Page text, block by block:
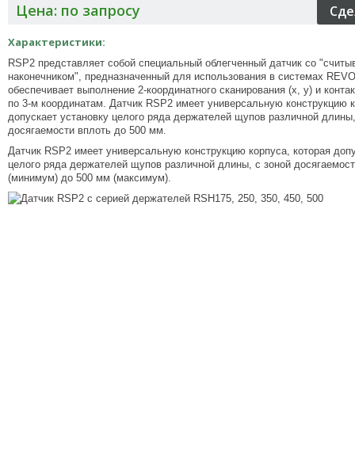
Цена: по запросу
Характеристики:
RSP2 представляет собой специальный облегченный датчик со
наконечником", предназначенный для использования в системах
обеспечивает выполнение 2-координатного сканирования (x, y) и
по 3-м координатам. Датчик RSP2 имеет универсальную конструкцию
допускает установку целого ряда держателей щупов различной
досягаемости вплоть до 500 мм.
Датчик RSP2 имеет универсальную конструкцию корпуса, которая
целого ряда держателей щупов различной длины, с зоной
(минимум) до 500 мм (максимум).